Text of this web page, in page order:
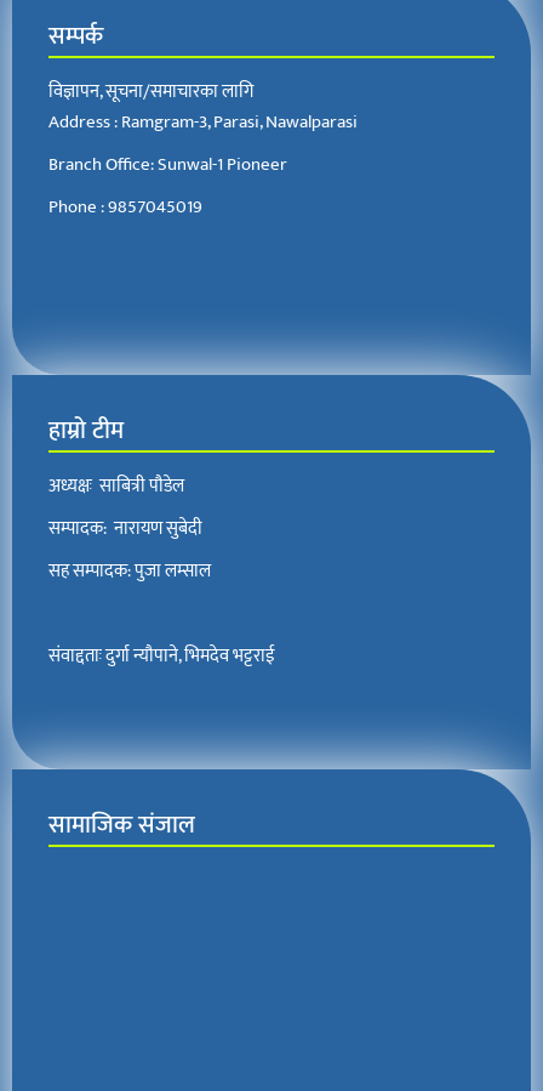
सम्पर्क
विज्ञापन, सूचना/समाचारका लागि
Address : Ramgram-3, Parasi, Nawalparasi
Branch Office: Sunwal-1 Pioneer
Phone : 9857045019
हाम्रो टीम
अध्यक्षः साबित्री पौडेल
सम्पादक: नारायण सुबेदी
सह सम्पादक: पुजा लम्साल
संवाद्दताः दुर्गा न्यौपाने, भिमदेव भट्टराई
सामाजिक संजाल